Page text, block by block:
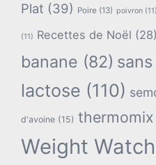
Plat (39) Poire (13) poivron (11)
(11) Recettes de Noël (28)
banane (82)
lactose (110)
d'avoine (15) thermomix
Weight